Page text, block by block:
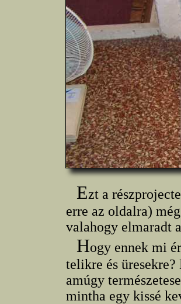
Ezt a
erre az oldalra)
valahogy elmaradt
Hogy ennek mi
telikre és
amúgy
mintha egy kissé